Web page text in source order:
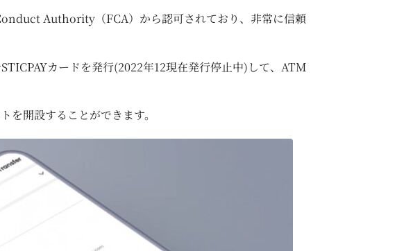
Authority（FCA）から認可されており、非常に信頼
カードを発行(2022年12現在発行停止中)して、ATM
開設することができます。